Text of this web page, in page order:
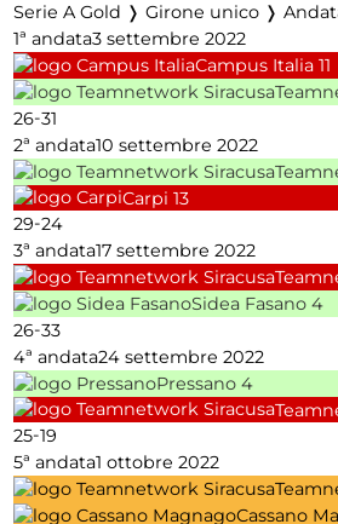
Serie A Gold ❭ Girone unico ❭
1ª andata3 settembre 2022
Campus Italia 11
26-31
2ª andata10 settembre 2022
Carpi 13
29-24
3ª andata17 settembre 2022
Sidea Fasano 4
26-33
4ª andata24 settembre 2022
Pressano 4
25-19
5ª andata1 ottobre 2022
Cassano